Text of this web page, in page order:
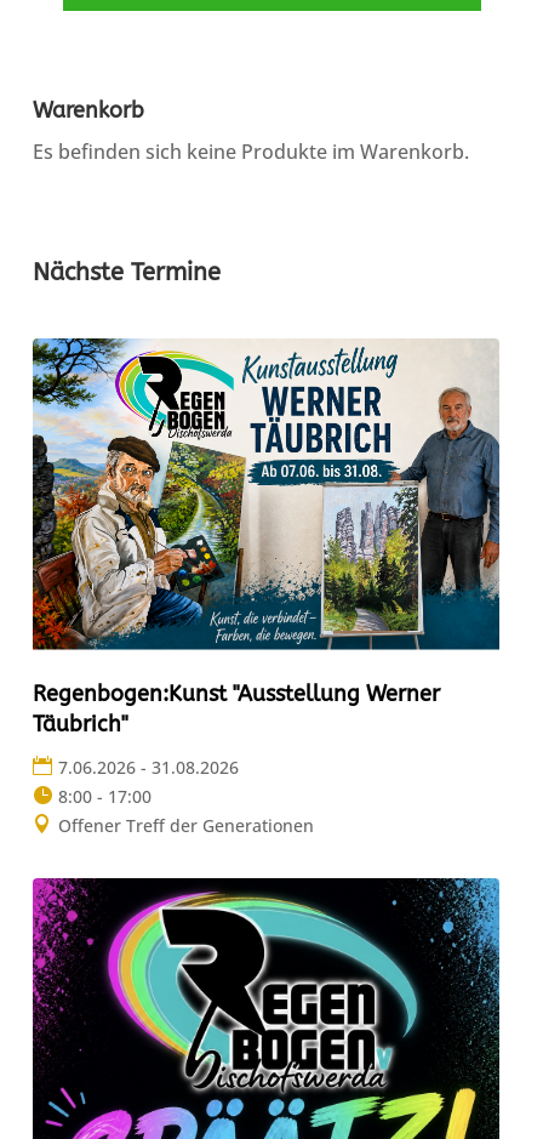
Warenkorb
Es befinden sich keine Produkte im Warenkorb.
Nächste Termine
Regenbogen:Kunst "Ausstellung Werner
Täubrich"
7.06.2026 - 31.08.2026
8:00 - 17:00
Offener Treff der Generationen